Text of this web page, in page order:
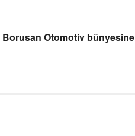
Borusan Otomotiv bünyesine